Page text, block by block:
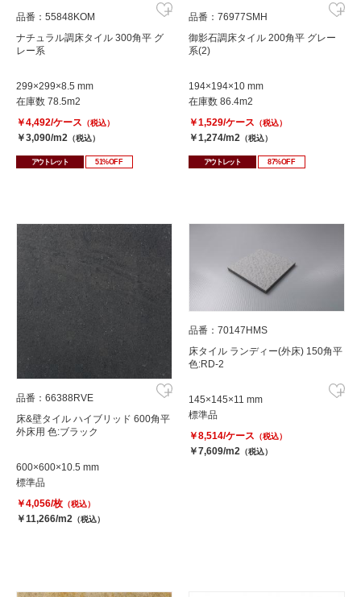
品番：55848KOM
ナチュラル調床タイル 300角平 グ
レー系
299×299×8.5 mm
在庫数 78.5m2
￥4,492/ケース （税込）
￥3,090/m2 （税込）
アウトレット 51%OFF
品番：76977SMH
御影石調床タイル 200角平 グレー
系(2)
194×194×10 mm
在庫数 86.4m2
￥1,529/ケース （税込）
￥1,274/m2 （税込）
アウトレット 87%OFF
品番：66388RVE
床&壁タイル ハイブリッド 600角平
外床用 色:ブラック
600×600×10.5 mm
標準品
￥4,056/枚 （税込）
￥11,266/m2 （税込）
品番：70147HMS
床タイル ランディー(外床) 150角平
色:RD-2
145×145×11 mm
標準品
￥8,514/ケース （税込）
￥7,609/m2 （税込）